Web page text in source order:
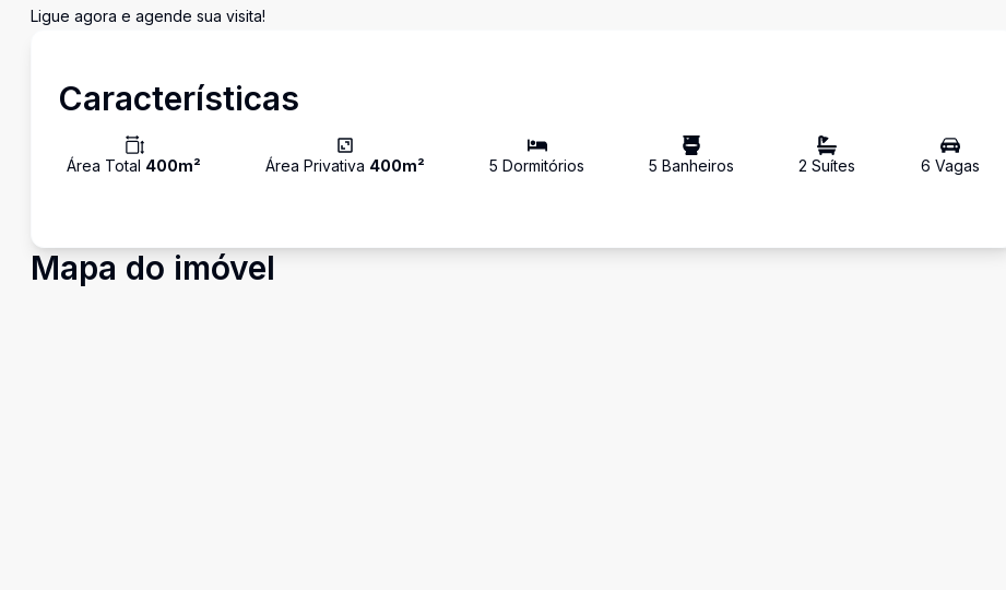
Ligue agora e agende sua visita!
Características
Área Total 400m² Área Privativa 400m² 5 Dormitórios 5 Banheiros 2 Suítes 6 Vagas
Mapa do imóvel